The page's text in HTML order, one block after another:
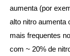
aumenta (por
alto nitro aumenta
mais frequentes
com ~ 20% de